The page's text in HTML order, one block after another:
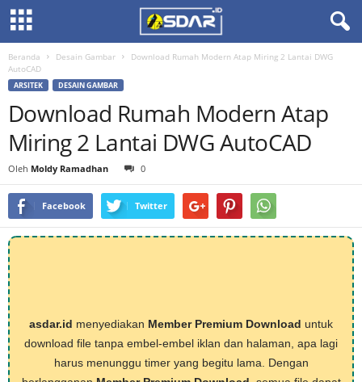
Beranda Desain Gambar
Download Rumah Modern Atap Miring 2 Lantai DWG
AutoCAD
ARSITEK DESAIN GAMBAR
Download Rumah Modern Atap
Miring 2 Lantai DWG AutoCAD
Oleh Moldy Ramadhan 0
Facebook Twitter
asdar.id menyediakan Member Premium Download untuk
download file tanpa embel-embel iklan dan halaman, apa lagi
harus menunggu timer yang begitu lama. Dengan